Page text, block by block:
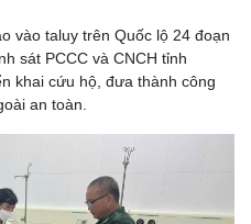
vào taluy trên Quốc lộ 24 đoạn
sát PCCC và CNCH tỉnh
khai cứu hộ, đưa thành công
an toàn.